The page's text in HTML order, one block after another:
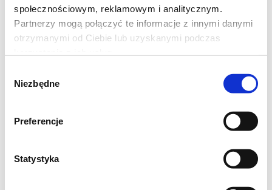
społecznościowym, reklamowym i analitycznym.
Partnerzy mogą połączyć te informacje z innymi danymi
otrzymanymi od Ciebie lub uzyskanymi podczas
zgody
Niezbędne
Preferencje
Statystyka